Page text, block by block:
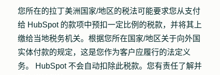
您所在的拉丁美洲国家/地区的税法可能要求您从支付
给 HubSpot 的款项中预扣一定比例的税款，并将其上
缴给当地税务机关。根据您所在国家/地区关于向外国
实体付款的规定，这是您作为客户应履行的法定义
务。 HubSpot 不会自动扣除此税款。您有责任了解并